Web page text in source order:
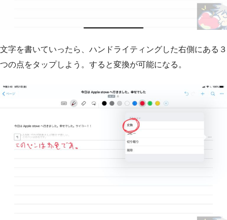
文字を書いていったら、ハンドライティングした右側にある３
つの点をタップしよう。すると変換が可能になる。